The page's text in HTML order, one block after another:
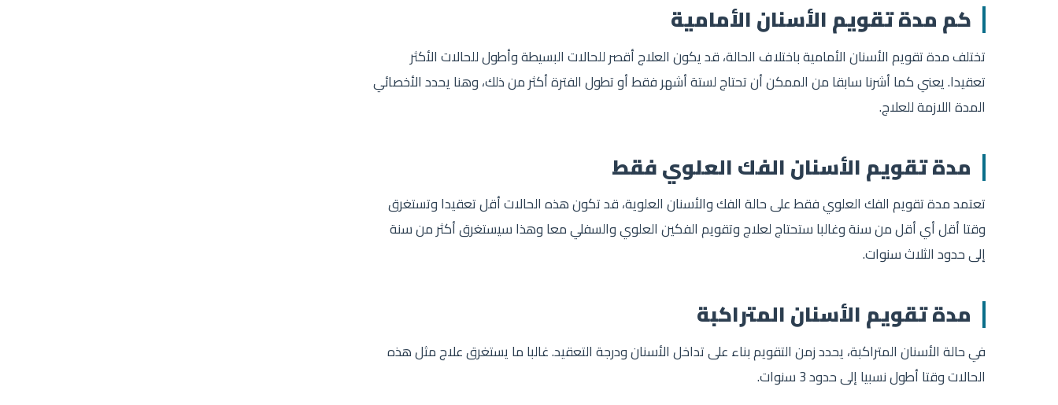
كم مدة تقويم الأسنان الأمامية
تختلف مدة تقويم الأسنان الأمامية باختلاف الحالة، قد يكون العلاج أقصر للحالات البسيطة وأطول للحالات الأكثر
تعقيدا. يعني كما أشرنا سابقا من الممكن أن تحتاج لستة أشهر فقط أو تطول الفترة أكثر من ذلك، وهنا يحدد الأخصائي
المدة اللازمة للعلاج.
مدة تقويم الأسنان الفك العلوي فقط
تعتمد مدة تقويم الفك العلوي فقط على حالة الفك والأسنان العلوية، قد تكون هذه الحالات أقل تعقيدا وتستغرق
وقتا أقل أي أقل من سنة وغالبا ستحتاج لعلاج وتقويم الفكين العلوي والسفلي معا وهذا سيستغرق أكثر من سنة
إلى حدود الثلاث سنوات.
مدة تقويم الأسنان المتراكبة
في حالة الأسنان المتراكبة، يحدد زمن التقويم بناء على تداخل الأسنان ودرجة التعقيد. غالبا ما يستغرق علاج مثل هذه
الحالات وقتا أطول نسبيا إلى حدود 3 سنوات.